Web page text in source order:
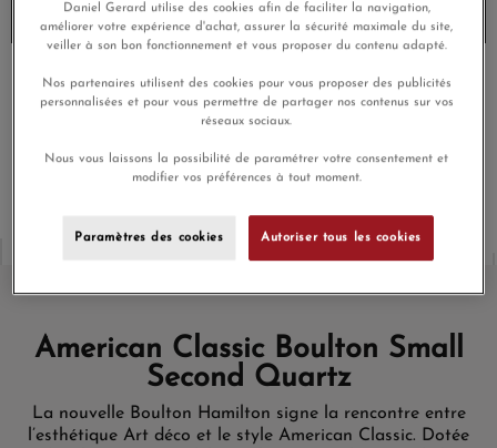
Envoi sous 8 à 10 jours
Livraison gratuite
Payez en 4x ou 10x
sans frais
Paiement sécurisé
remboursé
American Classic Boulton Small
Second Quartz
La nouvelle Boulton Hamilton signe la rencontre entre
l’esthétique Art déco et le style American Classic. Dotée
Daniel Gerard utilise des cookies afin de faciliter la navigation,
améliorer votre expérience d'achat, assurer la sécurité maximale du site,
veiller à son bon fonctionnement et vous proposer du contenu adapté.
Nos partenaires utilisent des cookies pour vous proposer des publicités
personnalisées et pour vous permettre de partager nos contenus sur vos
réseaux sociaux.
Nous vous laissons la possibilité de paramétrer votre consentement et
modifier vos préférences à tout moment.
Paramètres des cookies Autoriser tous les cookies